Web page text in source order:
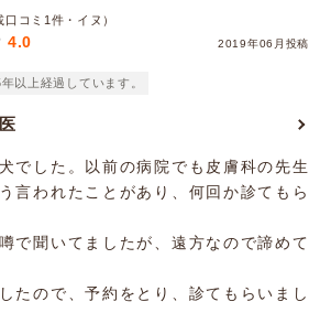
コミ1件・イヌ）
2019年06月投稿
4.0
以上経過しています。
でした。以前の病院でも皮膚科の先生
言われたことがあり、何回か診てもら
で聞いてましたが、遠方なので諦めて
たので、予約をとり、診てもらいまし